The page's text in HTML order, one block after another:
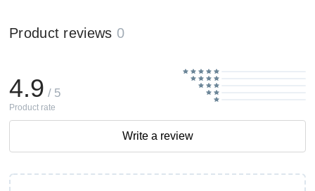
Product reviews 0
4.9 / 5
Product rate
Write a review